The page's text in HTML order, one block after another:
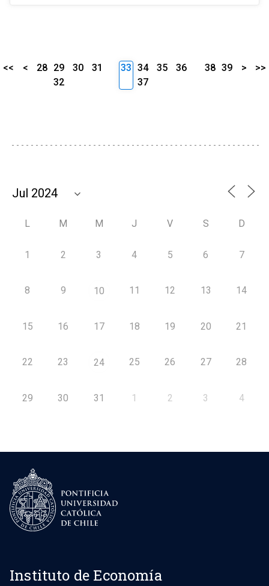
<< < 28 29 30
31
32
33 34 35
36
37
38 39 > >>
L M M J V S D
1 2 3 4 5 6 7
8 9 10 11 12 13 14
15 16 17 18 19 20 21
22 23 24 25 26 27 28
29 30 31 1 2 3 4
Instituto de Economía